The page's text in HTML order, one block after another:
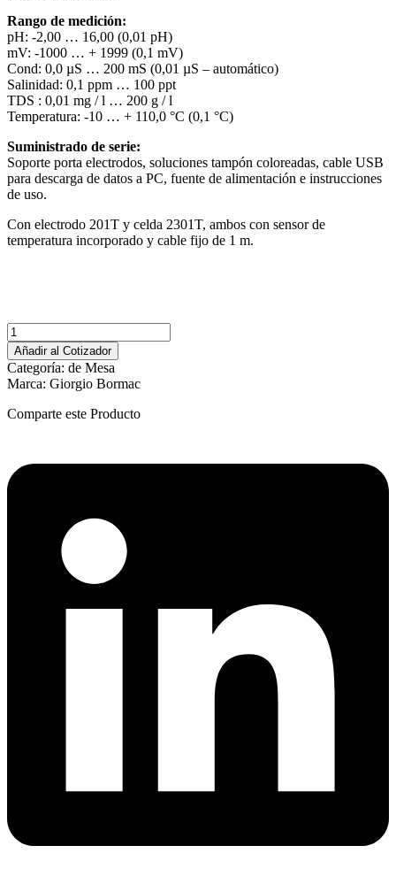
Rango de medición:
pH: -2,00 … 16,00 (0,01 pH)
mV: -1000 … + 1999 (0,1 mV)
Cond: 0,0 µS … 200 mS (0,01 µS – automático)
Salinidad: 0,1 ppm … 100 ppt
TDS : 0,01 mg / l … 200 g / l
Temperatura: -10 … + 110,0 °C (0,1 °C)
Suministrado de serie:
Soporte porta electrodos, soluciones tampón coloreadas, cable USB
para descarga de datos a PC, fuente de alimentación e instrucciones
de uso.
Con electrodo 201T y celda 2301T, ambos con sensor de
temperatura incorporado y cable fijo de 1 m.
Multiparámetro
de
sobremesa
PC
60
VioLab
y
celda
Añadir al Cotizador
Categoría: de Mesa
Marca: Giorgio Bormac
Comparte este Producto